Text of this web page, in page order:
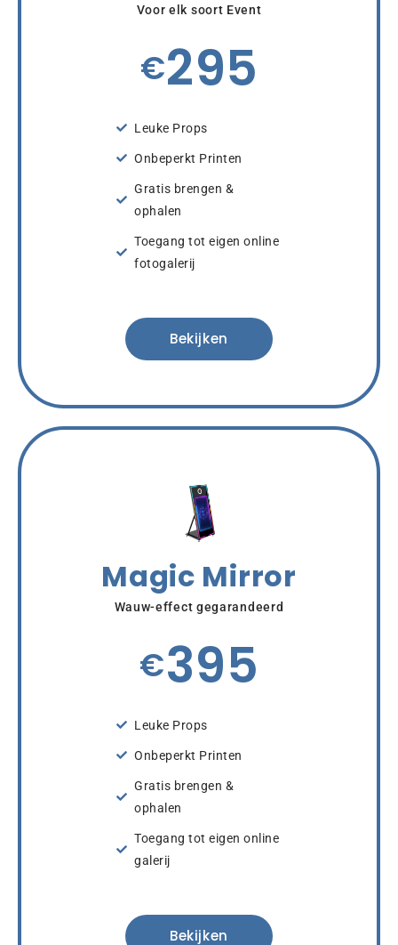
Voor elk soort Event
€295
Leuke Props
Onbeperkt Printen
Gratis brengen &
ophalen
Toegang tot eigen online
fotogalerij
Bekijken
Magic Mirror
Wauw-effect gegarandeerd
€395
Leuke Props
Onbeperkt Printen
Gratis brengen &
ophalen
Toegang tot eigen online
galerij
Bekijken